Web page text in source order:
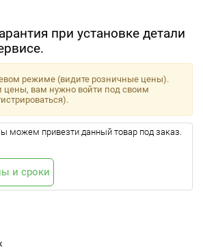
при установке детали
режиме (видите розничные цены).
цены, вам нужно войти под своим
можем привезти данный товар под заказ.
и сроки